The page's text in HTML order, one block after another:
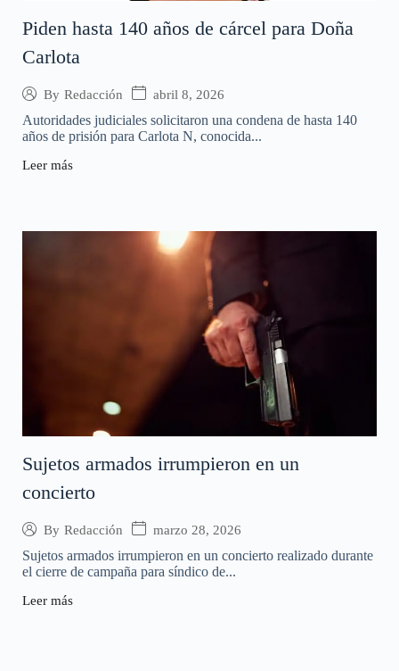
Piden hasta 140 años de cárcel para Doña
Carlota
By Redacción abril 8, 2026
Autoridades judiciales solicitaron una condena de hasta 140
años de prisión para Carlota N, conocida...
Leer más
Sujetos armados irrumpieron en un
concierto
By Redacción marzo 28, 2026
Sujetos armados irrumpieron en un concierto realizado durante
el cierre de campaña para síndico de...
Leer más